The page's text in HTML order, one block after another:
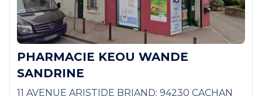
PHARMACIE KEOU WANDE
SANDRINE
11 AVENUE ARISTIDE BRIAND; 94230 CACHAN